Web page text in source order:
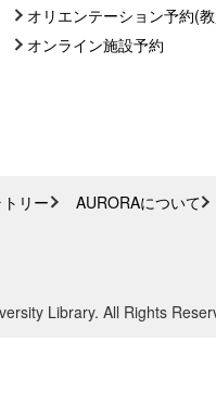
オリエンテーション予約(教
オンライン施設予約
リー AURORAについて
Library. All Rights